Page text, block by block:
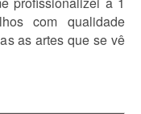
com qualidade
as artes que se vê